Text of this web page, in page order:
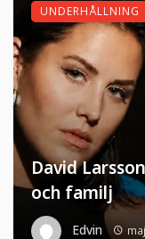
David
och familj
Edvin
UNDERHÅLLNING